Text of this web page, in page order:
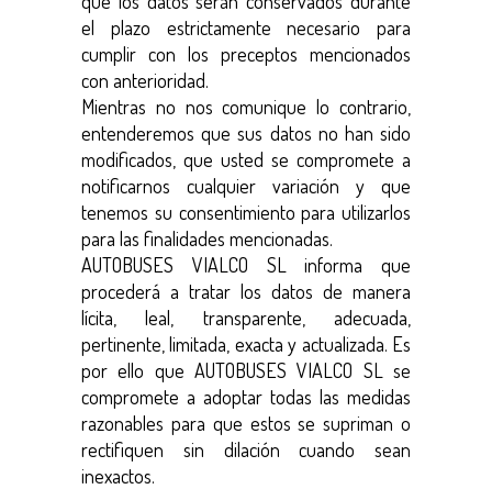
el plazo estrictamente necesario para
cumplir con los preceptos mencionados
con anterioridad.
Mientras no nos comunique lo contrario,
entenderemos que sus datos no han sido
modificados, que usted se compromete a
notificarnos cualquier variación y que
tenemos su consentimiento para utilizarlos
para las finalidades mencionadas.
AUTOBUSES VIALCO SL informa que
procederá a tratar los datos de manera
lícita, leal, transparente, adecuada,
pertinente, limitada, exacta y actualizada. Es
por ello que AUTOBUSES VIALCO SL se
compromete a adoptar todas las medidas
razonables para que estos se supriman o
rectifiquen sin dilación cuando sean
inexactos.